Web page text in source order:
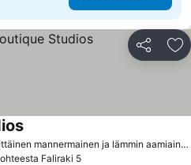
Jaa
Päivittäinen mannermainen ja lämmin aamiainen
Katso hinnat
Faliraki 5